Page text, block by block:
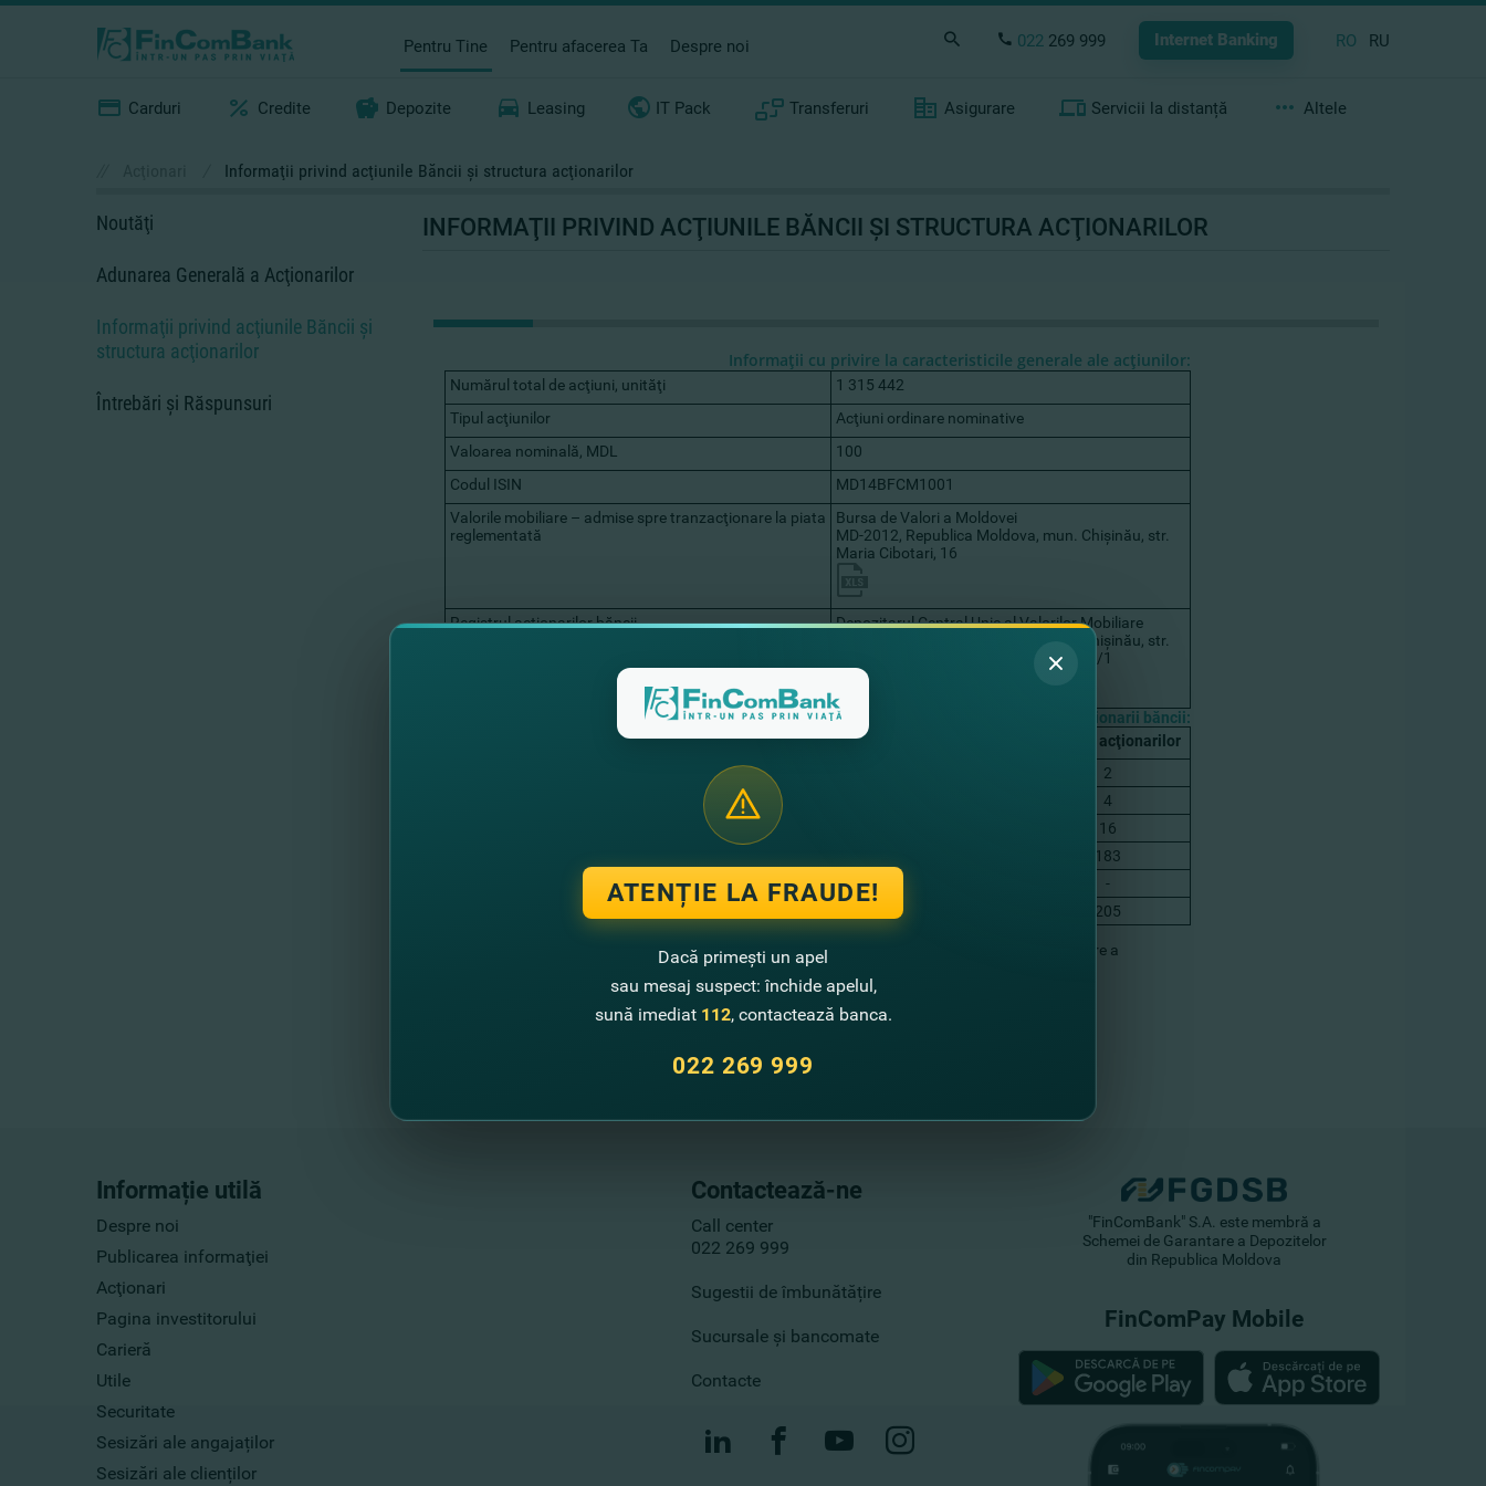
Pentru Tine Pentru afacerea Ta Despre noi 022 269 999 Internet Banking RO RU
Carduri Credite Depozite Leasing IT Pack Transferuri Asigurare Servicii la distanță Altele
Informaţii privind acţiunile Băncii şi structura acţionarilor
Noutăţi
Adunarea Generală a Acţionarilor
Informaţii privind acţiunile Băncii şi
structura acţionarilor
Întrebări şi Răspunsuri
INFORMAŢII PRIVIND ACŢIUNILE BĂNCII ŞI STRUCTURA ACŢIONARILOR
Informaţii cu privire la caracteristicile generale ale acţiunilor:
Numărul total de acţiuni, unităţi
1 315 442
Tipul acţiunilor
Acţiuni ordinare nominative
Valoarea nominală, MDL
100
Codul ISIN
MD14BFCM1001
Valorile mobiliare – admise spre tranzacţionare la piata
reglementată
Bursa de Valori a Moldovei
MD-2012, Republica Moldova, mun. Chişinău, str.
Maria Cibotari, 16
Registrul acţionarilor băncii
Depozitarul Central Unic al Valorilor Mobiliare
MD-2005, Republica Moldova, mun. Chişinău, str.
Mitropolit Gavriil Banulescu Bodoni 57/1
Informaţie cu privire la acţionarii băncii:
Cote de participare, %
Numărul acţionarilor
2
4
16
183
-
205
Informaţia dezvăluită de Bancă conform legislaţiei privind piaţa de capital şi cerinţele de publicare a
informaţiilor de către bănci este disponibilă
Informație utilă
Despre noi
Publicarea informaţiei
Acţionari
Pagina investitorului
Carieră
Utile
Securitate
Sesizări ale angajaților
Sesizări ale clienților
Contactează-ne
Call center
022 269 999
Sugestii de îmbunătățire
Sucursale și bancomate
Contacte
"FinComBank" S.A. este membră a
Schemei de Garantare a Depozitelor
din Republica Moldova
FinComPay Mobile
ATENȚIE LA FRAUDE!
Dacă primești un apel
sau mesaj suspect: închide apelul,
sună imediat 112, contactează banca.
022 269 999